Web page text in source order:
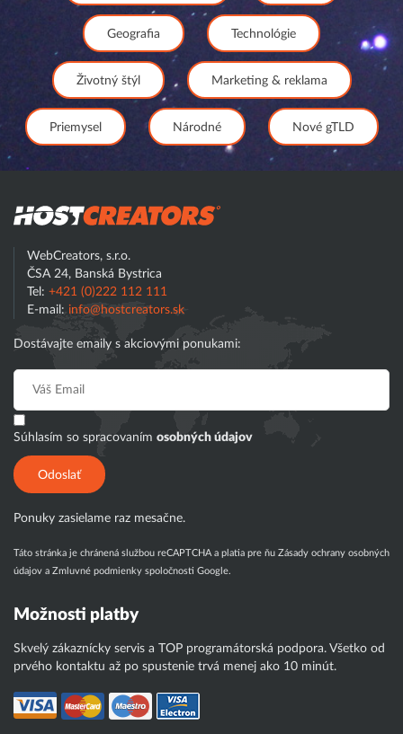
Geografia Technológie
Životný štýl Marketing & reklama
Priemysel Národné Nové gTLD
WebCreators, s.r.o.
ČSA 24, Banská Bystrica
Tel: +421 (0)222 112 111
E-mail: info@hostcreators.sk
Dostávajte emaily s akciovými ponukami:
Súhlasím so spracovaním osobných údajov
Odoslať
Ponuky zasielame raz mesačne.
Táto stránka je chránená službou reCAPTCHA a platia pre ňu Zásady ochrany osobných
údajov a Zmluvné podmienky spoločnosti Google.
Možnosti platby
Skvelý zákaznícky servis a TOP programátorská podpora. Všetko od
prvého kontaktu až po spustenie trvá menej ako 10 minút.